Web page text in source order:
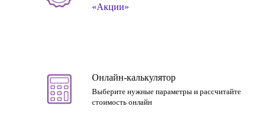
«Акции»
Онлайн-калькулятор
Выберите нужные параметры и рассчитайте
стоимость онлайн